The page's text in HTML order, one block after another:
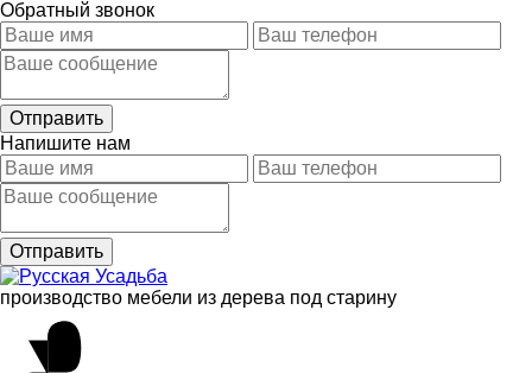
Обратный звонок
Напишите нам
производство мебели из дерева под старину